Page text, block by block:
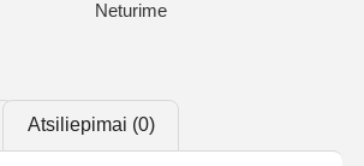
Neturime
Atsiliepimai (0)